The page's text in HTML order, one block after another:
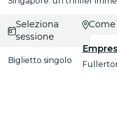
Seleziona
sessione
Biglietto singolo
Come